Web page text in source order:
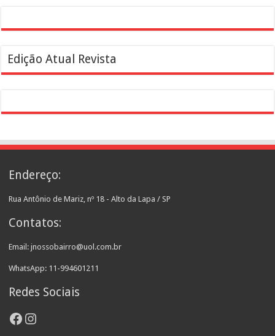
Edição Atual Revista
Endereço:
Rua Antônio de Mariz, nº 18 - Alto da Lapa / SP
Contatos:
Email: jnossobairro@uol.com.br
WhatsApp: 11-994601211
Redes Sociais
Facebook
Instagram